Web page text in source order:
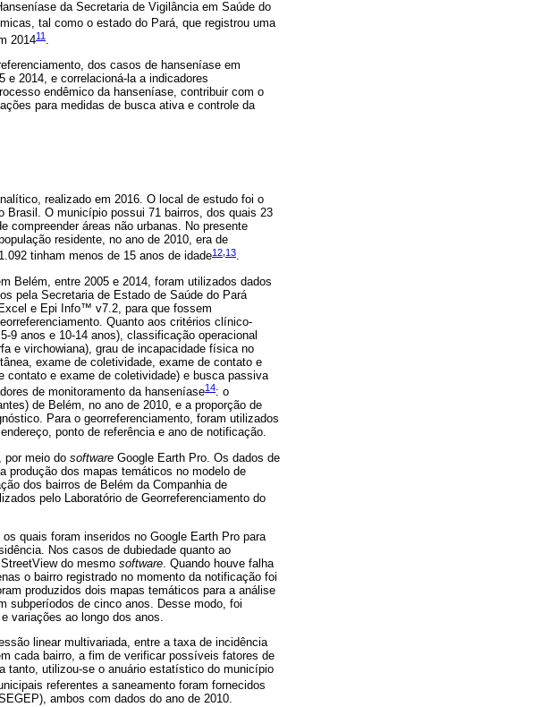
da Secretaria de Vigilância em Saúde do
tal como o estado do Pará, que registrou uma
201411
dos casos de hanseníase em
e 2014, e correlacioná-la a indicadores
endêmico da hanseníase, contribuir com o
para medidas de busca ativa e controle da
realizado em 2016. O local de estudo foi o
Brasil. O município possui 71 bairros, dos quais 23
compreender áreas não urbanas. No presente
residente, no ano de 2010, era de
tinham menos de 15 anos de idade12 13.
Belém, entre 2005 e 2014, foram utilizados dados
pela Secretaria de Estado de Saúde do Pará
e Epi Info™ v7.2, para que fossem
Quanto aos critérios clínico-
9 anos e 10-14 anos), classificação operacional
e virchowiana), grau de incapacidade física no
exame de coletividade, exame de contato e
e exame de coletividade) e busca passiva
de monitoramento da hanseníase14: o
de Belém, no ano de 2010, e a proporção de
Para o georreferenciamento, foram utilizados
ponto de referência e ano de notificação.
por meio do software Google Earth Pro. Os dados de
produção dos mapas temáticos no modelo de
dos bairros de Belém da Companhia de
pelo Laboratório de Georreferenciamento do
quais foram inseridos no Google Earth Pro para
Nos casos de dubiedade quanto ao
do mesmo software . Quando houve falha
o bairro registrado no momento da notificação foi
produzidos dois mapas temáticos para a análise
subperíodos de cinco anos. Desse modo, foi
variações ao longo dos anos.
linear multivariada, entre a taxa de incidência
cada bairro, a fim de verificar possíveis fatores de
tanto, utilizou-se o anuário estatístico do município
referentes a saneamento foram fornecidos
ambos com dados do ano de 2010.